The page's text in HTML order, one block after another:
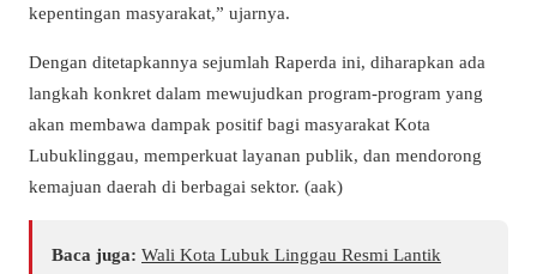
kepentingan masyarakat,” ujarnya.
Dengan ditetapkannya sejumlah Raperda ini, diharapkan ada
langkah konkret dalam mewujudkan program-program yang
akan membawa dampak positif bagi masyarakat Kota
Lubuklinggau, memperkuat layanan publik, dan mendorong
kemajuan daerah di berbagai sektor. (aak)
Baca juga: Wali Kota Lubuk Linggau Resmi Lantik